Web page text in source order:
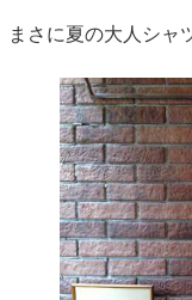
まさに夏の大人シャ